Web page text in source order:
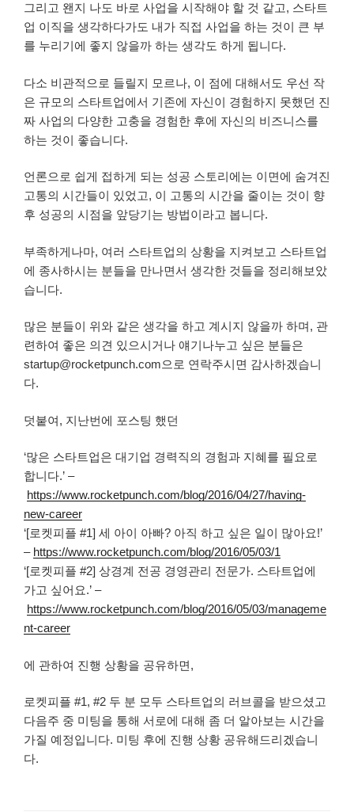
그리고 왠지 나도 바로 사업을 시작해야 할 것 같고, 스타트
업 이직을 생각하다가도 내가 직접 사업을 하는 것이 큰 부
를 누리기에 좋지 않을까 하는 생각도 하게 됩니다.
다소 비관적으로 들릴지 모르나, 이 점에 대해서도 우선 작
은 규모의 스타트업에서 기존에 자신이 경험하지 못했던 진
짜 사업의 다양한 고충을 경험한 후에 자신의 비즈니스를
하는 것이 좋습니다.
언론으로 쉽게 접하게 되는 성공 스토리에는 이면에 숨겨진
고통의 시간들이 있었고, 이 고통의 시간을 줄이는 것이 향
후 성공의 시점을 앞당기는 방법이라고 봅니다.
부족하게나마, 여러 스타트업의 상황을 지켜보고 스타트업
에 종사하시는 분들을 만나면서 생각한 것들을 정리해보았
습니다.
많은 분들이 위와 같은 생각을 하고 계시지 않을까 하며, 관
련하여 좋은 의견 있으시거나 얘기나누고 싶은 분들은
startup@rocketpunch.com으로 연락주시면 감사하겠습니
다.
덧붙여, 지난번에 포스팅 했던
‘많은 스타트업은 대기업 경력직의 경험과 지혜를 필요로
합니다.’ –
https://www.rocketpunch.com/blog/2016/04/27/having-
new-career
‘[로켓피플 #1] 세 아이 아빠? 아직 하고 싶은 일이 많아요!’
– https://www.rocketpunch.com/blog/2016/05/03/1
‘[로켓피플 #2] 상경계 전공 경영관리 전문가. 스타트업에
가고 싶어요.’ –
https://www.rocketpunch.com/blog/2016/05/03/manageme
nt-career
에 관하여 진행 상황을 공유하면,
로켓피플 #1, #2 두 분 모두 스타트업의 러브콜을 받으셨고
다음주 중 미팅을 통해 서로에 대해 좀 더 알아보는 시간을
가질 예정입니다. 미팅 후에 진행 상황 공유해드리겠습니
다.